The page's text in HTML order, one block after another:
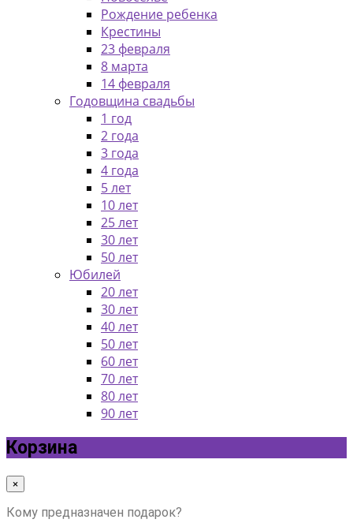
Рождение ребенка
Крестины
23 февраля
8 марта
14 февраля
Годовщина свадьбы
1 год
2 года
3 года
4 года
5 лет
10 лет
25 лет
30 лет
50 лет
Юбилей
20 лет
30 лет
40 лет
50 лет
60 лет
70 лет
80 лет
90 лет
Корзина
×
Кому предназначен подарок?